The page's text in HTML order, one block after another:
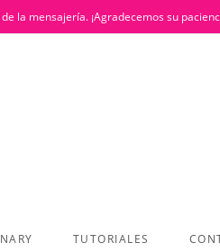
la mensajería. ¡Agradecemos su
TUTORIALES